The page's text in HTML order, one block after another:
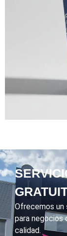
Ofrecemos un
para negocios
calidad.